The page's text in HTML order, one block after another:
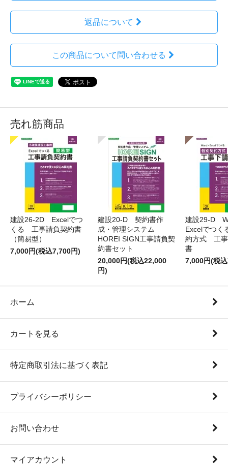
返品について
この商品について問い合わせる
売れ筋商品
建設26-2D Excelでつ
くる 工事請負契約書
（簡易型）
7,000円(税込7,700円)
建設20-D 契約書作
成・管理システム
HOREI SIGN工事請負契
約書セット
20,000円(税込22,000
円)
建設29-D
Excelでつ
約方式 工事
書
7,000円(税
ホーム
カートを見る
特定商取引法に基づく表記
プライバシーポリシー
お問い合わせ
マイアカウント